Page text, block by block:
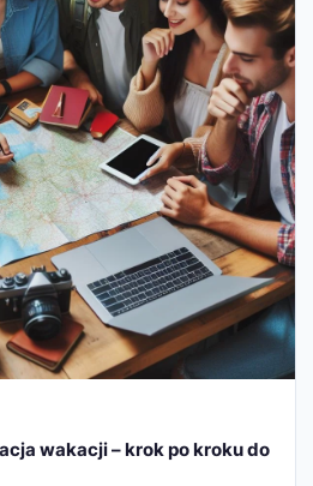
wakacji – krok po kroku do